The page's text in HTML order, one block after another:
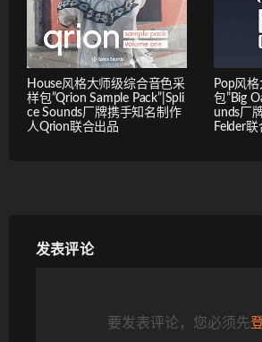
House风格大师级综合音色采
样包”Qrion Sample Pack”|Spli
ce Sounds厂牌携手知名制作
人Qrion联合出品
Pop风
包”Big
unds厂
Felder
发表评论
要发表评论，您必须先